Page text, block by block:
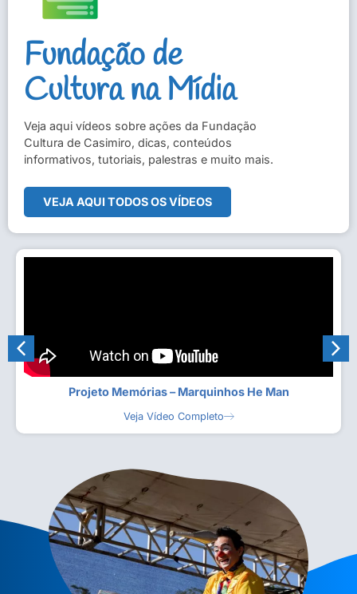
Fundação de
Cultura na Mídia
Veja aqui vídeos sobre ações da Fundação
Cultura de Casimiro, dicas, conteúdos
informativos, tutoriais, palestras e muito mais.
VEJA AQUI TODOS OS VÍDEOS
Projeto Memórias – Marquinhos He Man
Veja Vídeo Completo